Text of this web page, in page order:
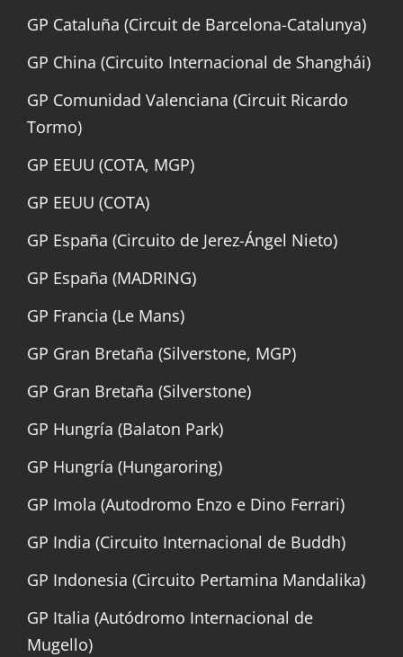
GP Cataluña (Circuit de Barcelona-Catalunya)
GP China (Circuito Internacional de Shanghái)
GP Comunidad Valenciana (Circuit Ricardo
Tormo)
GP EEUU (COTA, MGP)
GP EEUU (COTA)
GP España (Circuito de Jerez-Ángel Nieto)
GP España (MADRING)
GP Francia (Le Mans)
GP Gran Bretaña (Silverstone, MGP)
GP Gran Bretaña (Silverstone)
GP Hungría (Balaton Park)
GP Hungría (Hungaroring)
GP Imola (Autodromo Enzo e Dino Ferrari)
GP India (Circuito Internacional de Buddh)
GP Indonesia (Circuito Pertamina Mandalika)
GP Italia (Autódromo Internacional de
Mugello)